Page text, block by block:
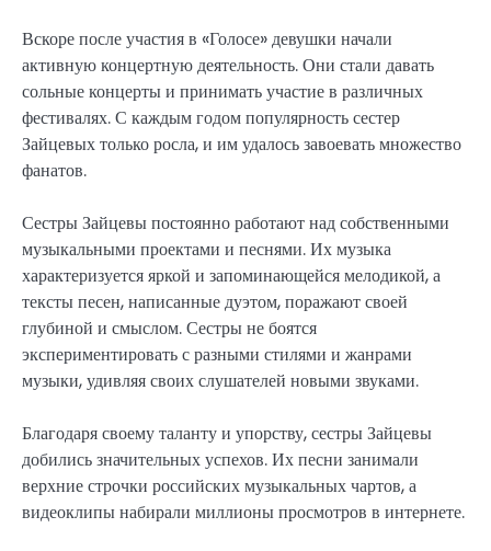
Вскоре после участия в «Голосе» девушки начали
активную концертную деятельность. Они стали давать
сольные концерты и принимать участие в различных
фестивалях. С каждым годом популярность сестер
Зайцевых только росла, и им удалось завоевать множество
фанатов.
Сестры Зайцевы постоянно работают над собственными
музыкальными проектами и песнями. Их музыка
характеризуется яркой и запоминающейся мелодикой, а
тексты песен, написанные дуэтом, поражают своей
глубиной и смыслом. Сестры не боятся
экспериментировать с разными стилями и жанрами
музыки, удивляя своих слушателей новыми звуками.
Благодаря своему таланту и упорству, сестры Зайцевы
добились значительных успехов. Их песни занимали
верхние строчки российских музыкальных чартов, а
видеоклипы набирали миллионы просмотров в интернете.